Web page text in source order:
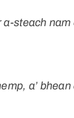
a-steach nam
a’ bhean